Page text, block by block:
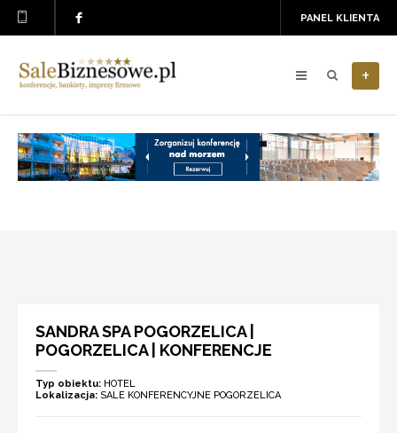
PANEL KLIENTA
+
SANDRA SPA POGORZELICA |
POGORZELICA | KONFERENCJE
Typ obiektu: HOTEL
Lokalizacja: SALE KONFERENCYJNE POGORZELICA